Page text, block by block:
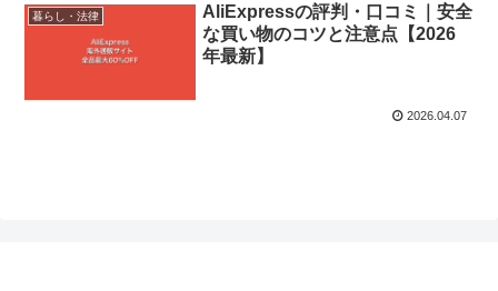
暮らし・法律
AliExpressの評判・口コミ｜安全
な買い物のコツと注意点【2026
年最新】
2026.04.07